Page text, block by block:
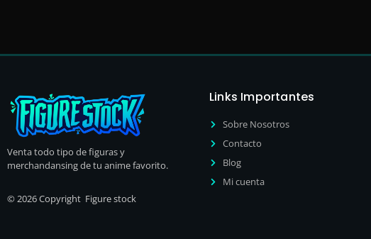
Venta todo tipo de figuras y
merchandansing de tu anime favorito.
© 2026 Copyright Figure stock
Links Importantes
Sobre Nosotros
Contacto
Blog
Mi cuenta